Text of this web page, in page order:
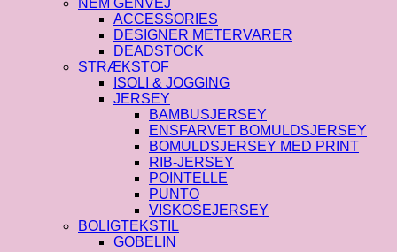
NEM GENVEJ
ACCESSORIES
DESIGNER METERVARER
DEADSTOCK
STRÆKSTOF
ISOLI & JOGGING
JERSEY
BAMBUSJERSEY
ENSFARVET BOMULDSJERSEY
BOMULDSJERSEY MED PRINT
RIB-JERSEY
POINTELLE
PUNTO
VISKOSEJERSEY
BOLIGTEKSTIL
GOBELIN